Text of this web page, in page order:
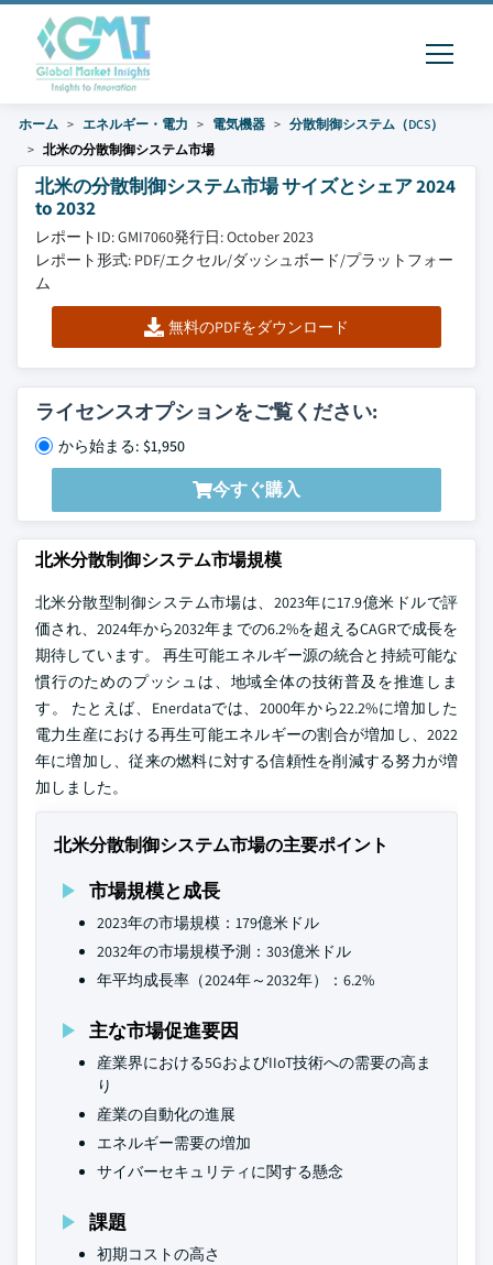
ホーム エネルギー・電力 電気機器
分散制御システム（DCS）
北米の分散制御システム市場
北米の分散制御システム市場 サイズとシェア 2024
to 2032
レポートID: GMI7060発行日: October 2023
レポート形式: PDF/エクセル/ダッシュボード/プラットフォー
ム
無料のPDFをダウンロード
ライセンスオプションをご覧ください:
から始まる: $1,950
今すぐ購入
北米分散制御システム市場規模
北米分散型制御システム市場は、2023年に17.9億米ドルで評
価され、2024年から2032年までの6.2%を超えるCAGRで成長を
期待しています。 再生可能エネルギー源の統合と持続可能な
慣行のためのプッシュは、地域全体の技術普及を推進しま
す。 たとえば、Enerdataでは、2000年から22.2%に増加した
電力生産における再生可能エネルギーの割合が増加し、2022
年に増加し、従来の燃料に対する信頼性を削減する努力が増
加しました。
北米分散制御システム市場の主要ポイント
市場規模と成長
2023年の市場規模：179億米ドル
2032年の市場規模予測：303億米ドル
年平均成長率（2024年～2032年）：6.2%
主な市場促進要因
産業界における5GおよびIIoT技術への需要の高ま
り
産業の自動化の進展
エネルギー需要の増加
サイバーセキュリティに関する懸念
課題
初期コストの高さ